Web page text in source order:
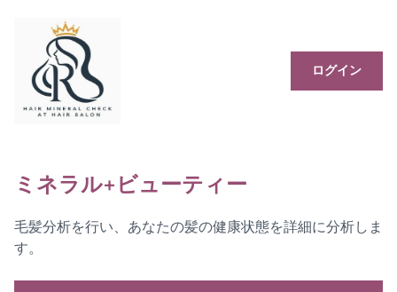
ログイン
ミネラル+ビューティー
毛髪分析を行い、あなたの髪の健康状態を詳細に分析しま
す。